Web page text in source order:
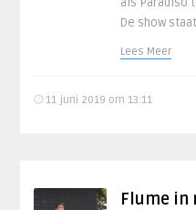
De show
Lees Meer
11 juni 2019 om 13:11
Flume in